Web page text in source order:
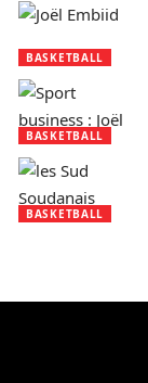
BASKETBALL
BASKETBALL
BASKETBALL